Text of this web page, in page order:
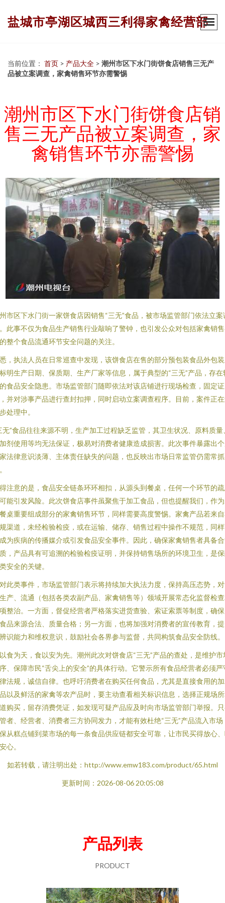
盐城市亭湖区城西三利得家禽经营部
当前位置： 首页 > 产品大全 > 潮州市区下水门街饼食店销售三无产
品被立案调查，家禽销售环节亦需警惕
潮州市区下水门街饼食店销
售三无产品被立案调查，家
禽销售环节亦需警惕
市区下水门街一家饼食店因销售“三无”食品，被市场监管部门依法立案
此事不仅为食品生产销售行业敲响了警钟，也引发公众对包括家禽销
整个食品流通环节安全问题的关注。
，执法人员在日常巡查中发现，该饼食店在售的部分预包装食品外包
明生产日期、保质期、生产厂家等信息，属于典型的“三无”产品，存在
食品安全隐患。市场监管部门随即依法对该店铺进行现场检查，固定证
并对涉事产品进行查封扣押，同时启动立案调查程序。目前，案件正
处理中。
无”食品往往来源不明，生产加工过程缺乏监管，其卫生状况、原料质量
剂使用等均无法保证，极易对消费者健康造成损害。此次事件暴露出
法律意识淡薄、主体责任缺失的问题，也反映出市场日常监管仍需常
注意的是，食品安全链条环环相扣，从源头到餐桌，任何一个环节的
能引发风险。此次饼食店事件虽聚焦于加工食品，但也提醒我们，作
桌重要组成部分的家禽销售环节，同样需要高度警惕。家禽产品若来
渠道，未经检验检疫，或在运输、储存、销售过程中操作不规范，同
为疾病的传播媒介或引发食品安全事件。因此，确保家禽销售者具备
，产品具有可追溯的检验检疫证明，并保持销售场所的环境卫生，是
安全的关键。
此类事件，市场监管部门表示将持续加大执法力度，保持高压态势，
产、流通（包括各类农副产品、家禽销售等）领域开展常态化监督检
整治。一方面，督促经营者严格落实进货查验、索证索票等制度，确
品来源合法、质量合格；另一方面，也将加强对消费者的宣传教育，
识能力和维权意识，鼓励社会各界参与监督，共同构筑食品安全防线。
食为天，食以安为先。潮州此次对饼食店“三无”产品的查处，是维护市
、保障市民“舌尖上的安全”的具体行动。它警示所有食品经营者必须严
法规，诚信自律。也呼吁消费者在购买任何食品，尤其是直接食用的
以及鲜活的家禽等农产品时，要主动查看相关标识信息，选择正规场
购买，留存消费凭证，如发现可疑产品应及时向市场监管部门举报。
者、经营者、消费者三方协同发力，才能有效杜绝“三无”产品流入市场
从糕点铺到菜市场的每一条食品供应链都安全可靠，让市民买得放心
心。
如若转载，请注明出处：http://www.emw183.com/product/65.html
更新时间：2026-08-06 20:05:08
产品列表
PRODUCT